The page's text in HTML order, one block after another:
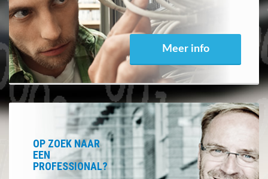
Meer info
OP ZOEK NAAR
EEN
PROFESSIONAL?